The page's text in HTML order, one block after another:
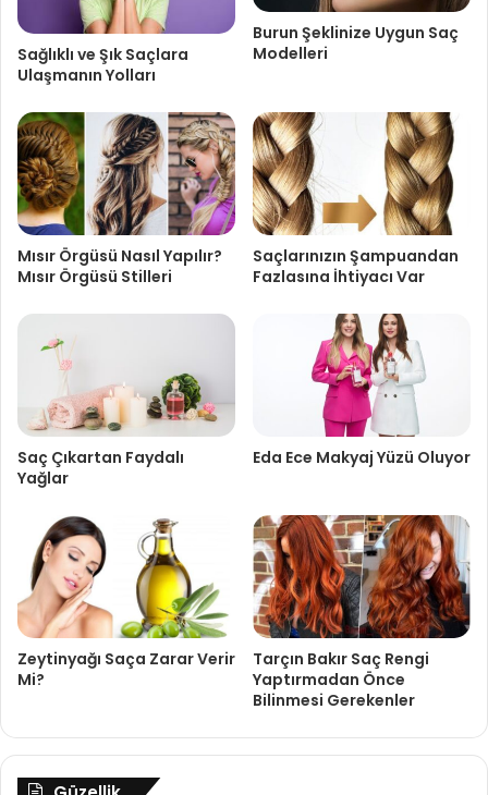
Sağlıklı ve Şık Saçlara
Ulaşmanın Yolları
Burun Şeklinize Uygun Saç
Modelleri
Mısır Örgüsü Nasıl Yapılır?
Mısır Örgüsü Stilleri
Saçlarınızın Şampuandan
Fazlasına İhtiyacı Var
Saç Çıkartan Faydalı
Yağlar
Eda Ece Makyaj Yüzü Oluyor
Zeytinyağı Saça Zarar Verir
Mi?
Tarçın Bakır Saç Rengi
Yaptırmadan Önce
Bilinmesi Gerekenler